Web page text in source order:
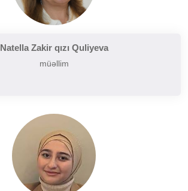
Natella Zakir qızı Quliyeva
müəllim